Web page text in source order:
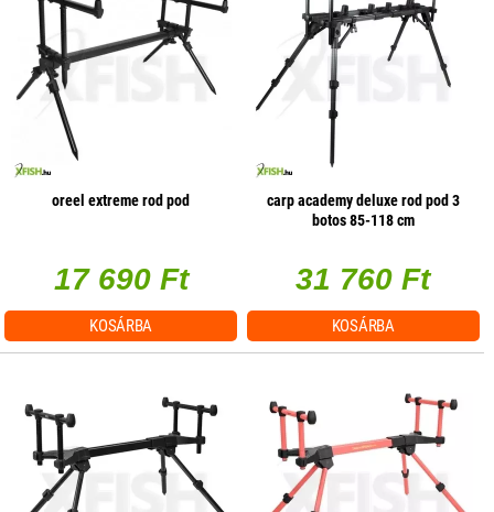
oreel extreme rod pod
17 690 Ft
KOSÁRBA
carp academy deluxe rod pod 3
botos 85-118 cm
31 760 Ft
KOSÁRBA